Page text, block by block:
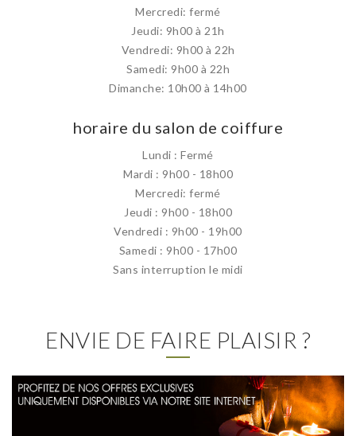
Mercredi: fermé
Jeudi: 9h00 à 21h
Vendredi: 9h00 à 22h
Samedi: 9h00 à 22h
Dimanche: 10h00 à 14h00
horaire du salon de coiffure
Lundi : Fermé
Mardi : 9h00 - 18h00
Mercredi: fermé
Jeudi : 9h00 - 18h00
Vendredi : 9h00 - 19h00
Samedi : 9h00 - 17h00
Sans interruption le midi
ENVIE DE FAIRE PLAISIR ?